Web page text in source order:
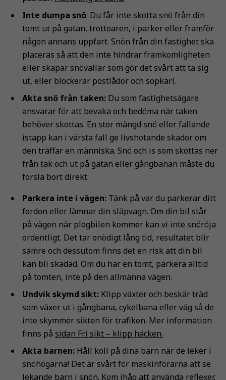
Inte dumpa snö: Du får inte skotta snö från din
tomt ut på gatan, trottoaren, i parker eller framför
någon annans uppfart. Snön från din fastighet ska
placeras så att den inte hindrar framkomligheten
eller skapar snövallar som gör det svårt att ta sig
ut, eller blockerar postlådor och sopkärl.
Akta snö från taken: Du som fastighetsägare
ansvarar för att bevaka och bedöma när taken
behöver skottas. En stor mängd snö eller fallande
istapp kan i värsta fall ge livshotande skador om
den träffar en människa. Snö och is som skottas ner
från tak och ut på gatan eller gångbanan måste du
forsla bort direkt.
Parkera inte i vägen: Tänk på var du parkerar ditt
fordon eller lämnar din släpvagn. Om din bil står
på vägen när plogbilen kommer kan vi inte snöröja
ordentligt. Det tar onödigt lång tid, resultatet blir
sämre och dessutom finns det en risk att din bil
kan bli skadad. Om du har en tomt, parkera alltid
på tomten, inte på den allmänna vägen.
Undvik skymd sikt: Klipp växter och beskär träd
som växer ut i gångbana, cykelbana eller väg så de
inte skymmer sikten för trafiken. Mer information
finns på sidan Fri sikt – klipp häcken.
Akta barnen: Håll koll på dina barn när de leker i
snöhögarna! Det är svårt för maskinförarna att se
lekande barn i snön. Kom ihåg att använda reflexer.